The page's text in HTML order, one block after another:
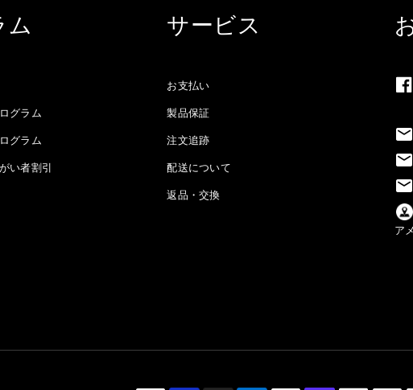
ム
グラム
グラム
い者割引
サービス
お支払い
製品保証
注文追跡
配送について
返品・交換
ア